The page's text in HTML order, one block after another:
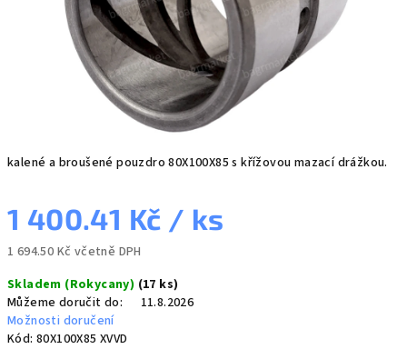
kalené a broušené pouzdro 80X100X85 s křížovou mazací drážkou.
1 400.41 Kč / ks
1 694.50 Kč včetně DPH
cena:
Skladem (Rokycany) (17 ks)
Můžeme doručit do:
11.8.2026
Možnosti doručení
Kód: 80X100X85 XVVD